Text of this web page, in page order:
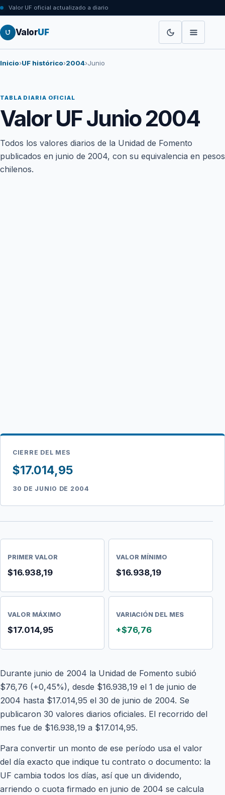
Valor UF oficial actualizado a diario
ValorUF
Inicio›UF histórico›2004›Junio
TABLA DIARIA OFICIAL
Valor UF Junio 2004
Todos los valores diarios de la Unidad de Fomento
publicados en junio de 2004, con su equivalencia en pesos
chilenos.
CIERRE DEL MES
$17.014,95
30 DE JUNIO DE 2004
PRIMER VALOR
$16.938,19
VALOR MÍNIMO
$16.938,19
VALOR MÁXIMO
$17.014,95
VARIACIÓN DEL MES
+$76,76
Durante junio de 2004 la Unidad de Fomento subió
$76,76 (+0,45%), desde $16.938,19 el 1 de junio de
2004 hasta $17.014,95 el 30 de junio de 2004. Se
publicaron 30 valores diarios oficiales. El recorrido del
mes fue de $16.938,19 a $17.014,95.
Para convertir un monto de ese período usa el valor
del día exacto que indique tu contrato o documento: la
UF cambia todos los días, así que un dividendo,
arriendo o cuota firmado en junio de 2004 se calcula